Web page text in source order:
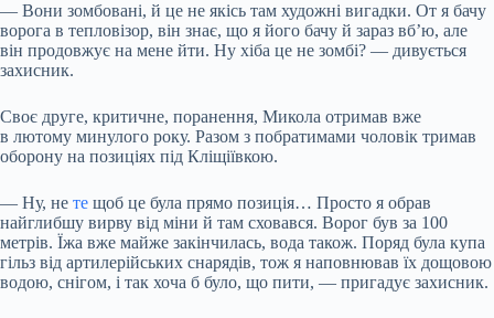
— Вони зомбовані, й це не якісь там художні вигадки. От я бачу
ворога в тепловізор, він знає, що я його бачу й зараз вб’ю, але
він продовжує на мене йти. Ну хіба це не зомбі? — дивується
захисник.
Своє друге, критичне, поранення, Микола отримав вже
в лютому минулого року. Разом з побратимами чоловік тримав
оборону на позиціях під Кліщіївкою.
— Ну, не те щоб це була прямо позиція… Просто я обрав
найглибшу вирву від міни й там сховався. Ворог був за 100
метрів. Їжа вже майже закінчилась, вода також. Поряд була купа
гільз від артилерійських снарядів, тож я наповнював їх дощовою
водою, снігом, і так хоча б було, що пити, — пригадує захисник.